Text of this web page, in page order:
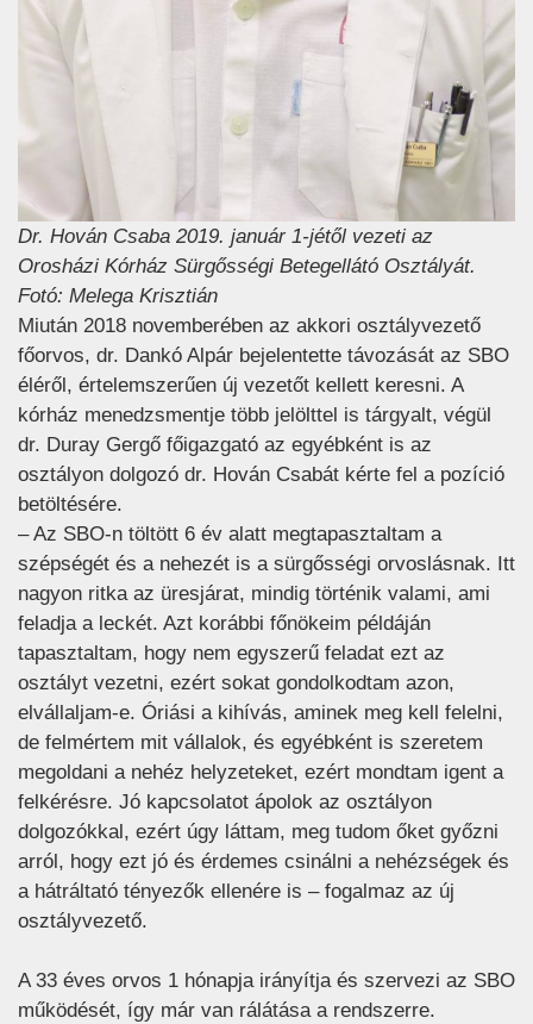
Dr. Hován Csaba 2019. január 1-jétől vezeti az
Orosházi Kórház Sürgősségi Betegellátó Osztályát.
Fotó: Melega Krisztián
Miután 2018 novemberében az akkori osztályvezető
főorvos, dr. Dankó Alpár bejelentette távozását az SBO
éléről, értelemszerűen új vezetőt kellett keresni. A
kórház menedzsmentje több jelölttel is tárgyalt, végül
dr. Duray Gergő főigazgató az egyébként is az
osztályon dolgozó dr. Hován Csabát kérte fel a pozíció
betöltésére.
– Az SBO-n töltött 6 év alatt megtapasztaltam a
szépségét és a nehezét is a sürgősségi orvoslásnak. Itt
nagyon ritka az üresjárat, mindig történik valami, ami
feladja a leckét. Azt korábbi főnökeim példáján
tapasztaltam, hogy nem egyszerű feladat ezt az
osztályt vezetni, ezért sokat gondolkodtam azon,
elvállaljam-e. Óriási a kihívás, aminek meg kell felelni,
de felmértem mit vállalok, és egyébként is szeretem
megoldani a nehéz helyzeteket, ezért mondtam igent a
felkérésre. Jó kapcsolatot ápolok az osztályon
dolgozókkal, ezért úgy láttam, meg tudom őket győzni
arról, hogy ezt jó és érdemes csinálni a nehézségek és
a hátráltató tényezők ellenére is – fogalmaz az új
osztályvezető.
A 33 éves orvos 1 hónapja irányítja és szervezi az SBO
működését, így már van rálátása a rendszerre.